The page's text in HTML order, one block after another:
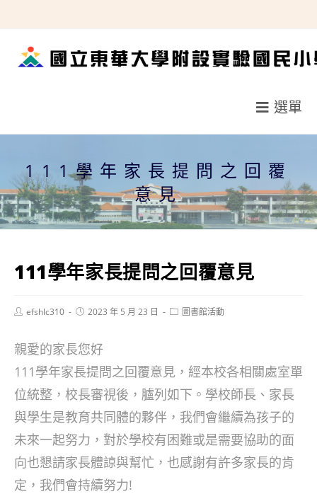
轉
選單
111學年家長提問之回覆
意見
111學年家長提問之回覆意見
Postefshlc310
Post2023 年 5 月 23 日
Post圖書館活動
親愛的家長您好
111學年家長提問之回覆意見，經本校各相關處室單
位統整，校長審視後，臚列如下。學校師長、家長
與學生是教育共同體的夥伴，我們會繼續為孩子的
未來一起努力，對於學校有困難或是需要協助的面
向也懇請家長體諒與幫忙，也感謝有許多家長的肯
定，我們會持續努力!